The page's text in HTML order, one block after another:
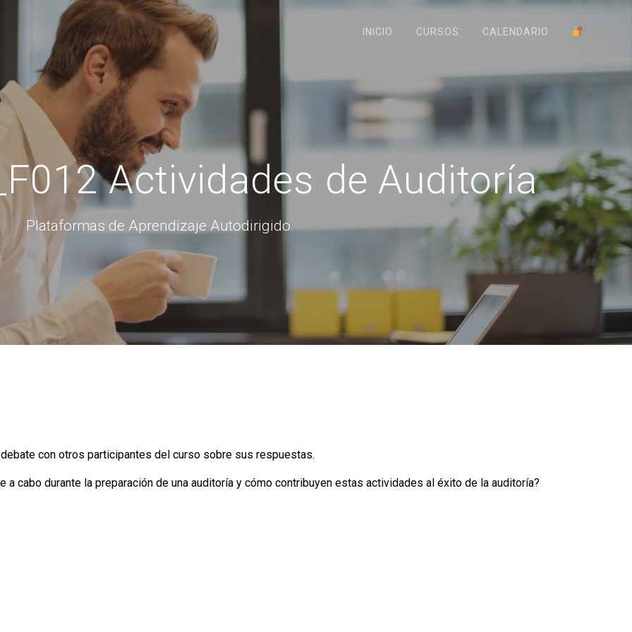
INICIO CURSOS CALENDARIO
Actividades de Auditoría
Plataformas de Aprendizaje Autodirigido
con otros participantes del curso sobre sus respuestas.
cabo durante la preparación de una auditoría y cómo contribuyen estas actividades al éxito de la auditoría?